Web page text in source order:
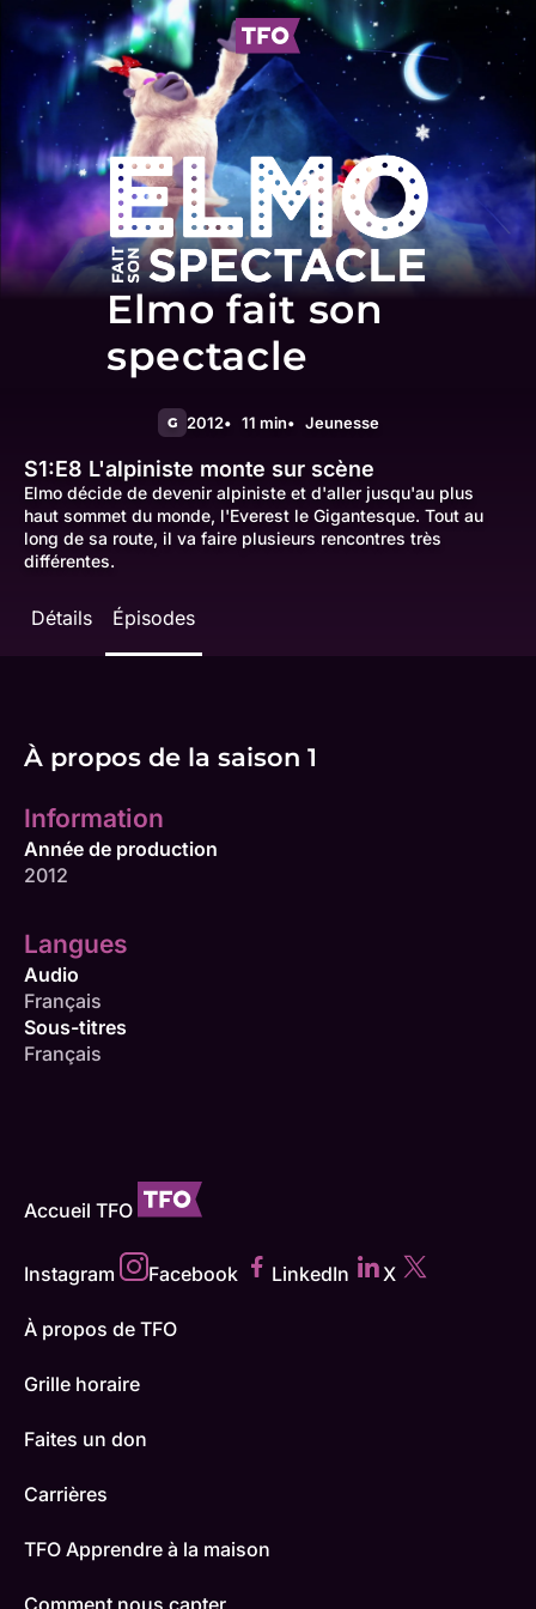
Elmo fait son
spectacle
G 2012 11 min Jeunesse
S1:E8 L'alpiniste monte sur scène
Elmo décide de devenir alpiniste et d'aller jusqu'au plus
haut sommet du monde, l'Everest le Gigantesque. Tout au
long de sa route, il va faire plusieurs rencontres très
différentes.
Détails Épisodes
À propos de la saison 1
Information
Année de production
2012
Langues
Audio
Français
Sous-titres
Français
Accueil TFO
Instagram Facebook LinkedIn X
À propos de TFO
Grille horaire
Faites un don
Carrières
TFO Apprendre à la maison